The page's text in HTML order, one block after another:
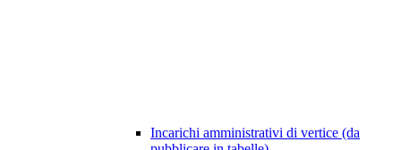
Incarichi amministrativi di vertice (da